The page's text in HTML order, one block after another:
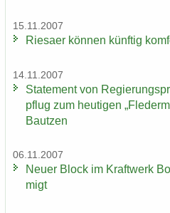
15.11.2007
Rie­sa­er kön­nen künf­tig
14.11.2007
State­ment von
pflug zum heu­ti­gen
Baut­zen
06.11.2007
Neuer Block im Kraft­werk
migt